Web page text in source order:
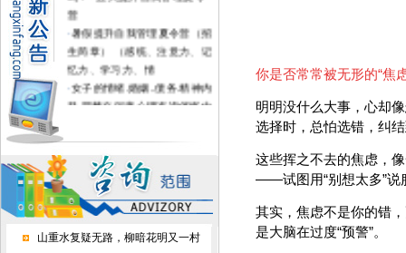
营
暑假提升自我管理夏令营（招
生简章） （感统、注意力、记
忆力、学习力、情
女子的情绪.婚姻..债务.精神内
耗.噩梦在深度心理咨询催眠中
家长好好做心理咨询，孩子才
正常上学了
·心理咨询能挽回婚恋情感吗？
山重水复疑无路，柳暗花明又一村
你是否常常被无形的“焦
明明没什么大事，心却
选择时，总怕选错，纠
这些挥之不去的焦虑，
——试图用“别想太多”说
其实，焦虑不是你的错
是大脑在过度“预警”。